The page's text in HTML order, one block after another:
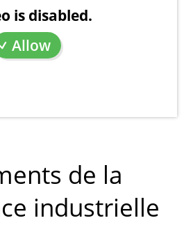
is disabled.
Allow
de la
industrielle